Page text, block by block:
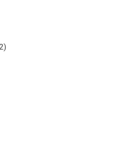
2